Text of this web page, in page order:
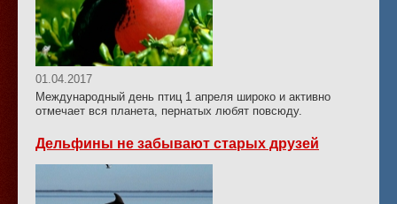
01.04.2017
Международный день птиц 1 апреля широко и активно
отмечает вся планета, пернатых любят повсюду.
Дельфины не забывают старых друзей